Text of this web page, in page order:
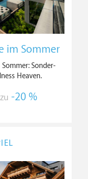
im Sommer
Sonder-
Heaven.
-20 %